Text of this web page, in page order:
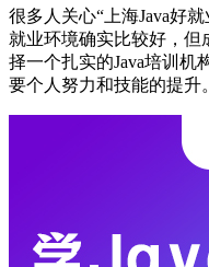
很多人关心“上海Java好
就业环境确实比较好，
择一个扎实的Java培训机
要个人努力和技能的提升。